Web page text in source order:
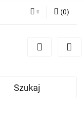
Zarejestruj się
(0)
Szukaj